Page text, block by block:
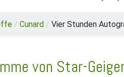
/ Cunard / Vier Stunden
von Star-